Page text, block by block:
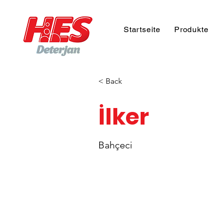
Startseite Produkte
< Back
İlker
Bahçeci